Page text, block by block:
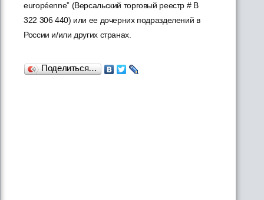
européenne” (Версальский торговый реестр # B
322 306 440) или ее дочерних подразделений в
России и/или других странах.
Поделиться…